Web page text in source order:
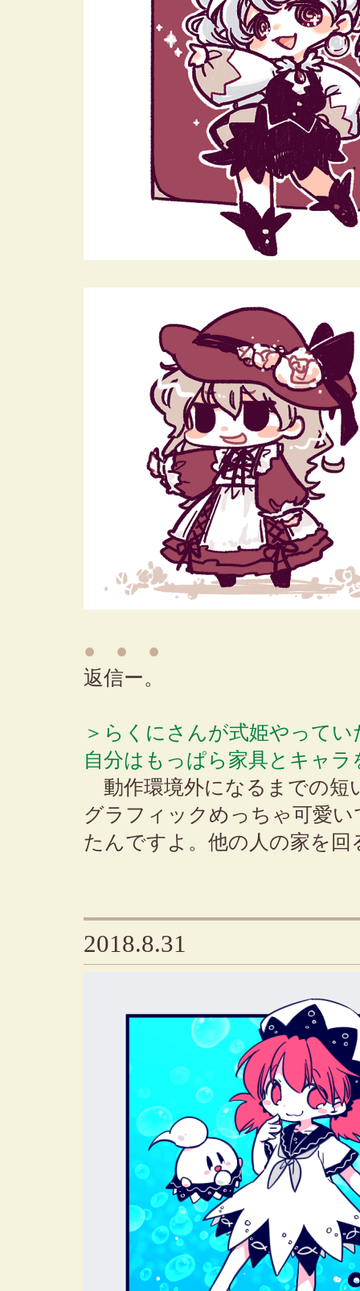
● ● ●
返信ー。
＞らくにさんが式姫やってい
自分はもっぱら家具とキャ
動作環境外になるまでの短
グラフィックめっちゃ可愛
たんですよ。他の人の家を
2018.8.31